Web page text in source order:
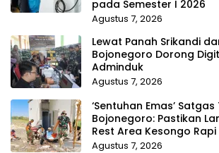
pada Semester I 2026
Agustus 7, 2026
Lewat Panah Srikandi
Bojonegoro Dorong
Adminduk
Agustus 7, 2026
‘Sentuhan Emas’ Satgas
Bojonegoro: Pastikan
Rest Area Kesongo
Agustus 7, 2026